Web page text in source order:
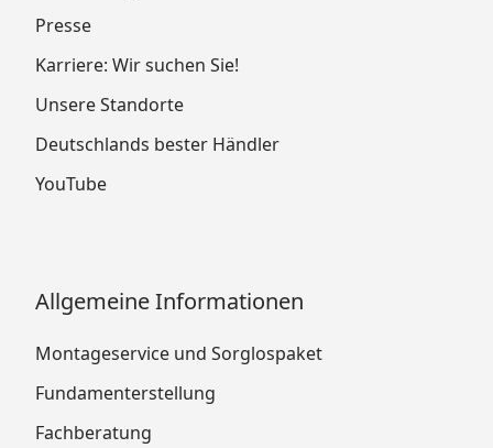
Presse
Karriere: Wir suchen Sie!
Unsere Standorte
Deutschlands bester Händler
YouTube
Allgemeine Informationen
Montageservice und Sorglospaket
Fundamenterstellung
Fachberatung